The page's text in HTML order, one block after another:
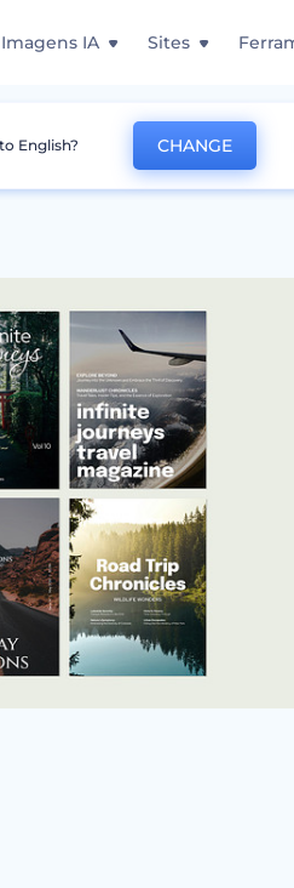
Imagens IA Sites
Designs de Capas para
English? CHANGE